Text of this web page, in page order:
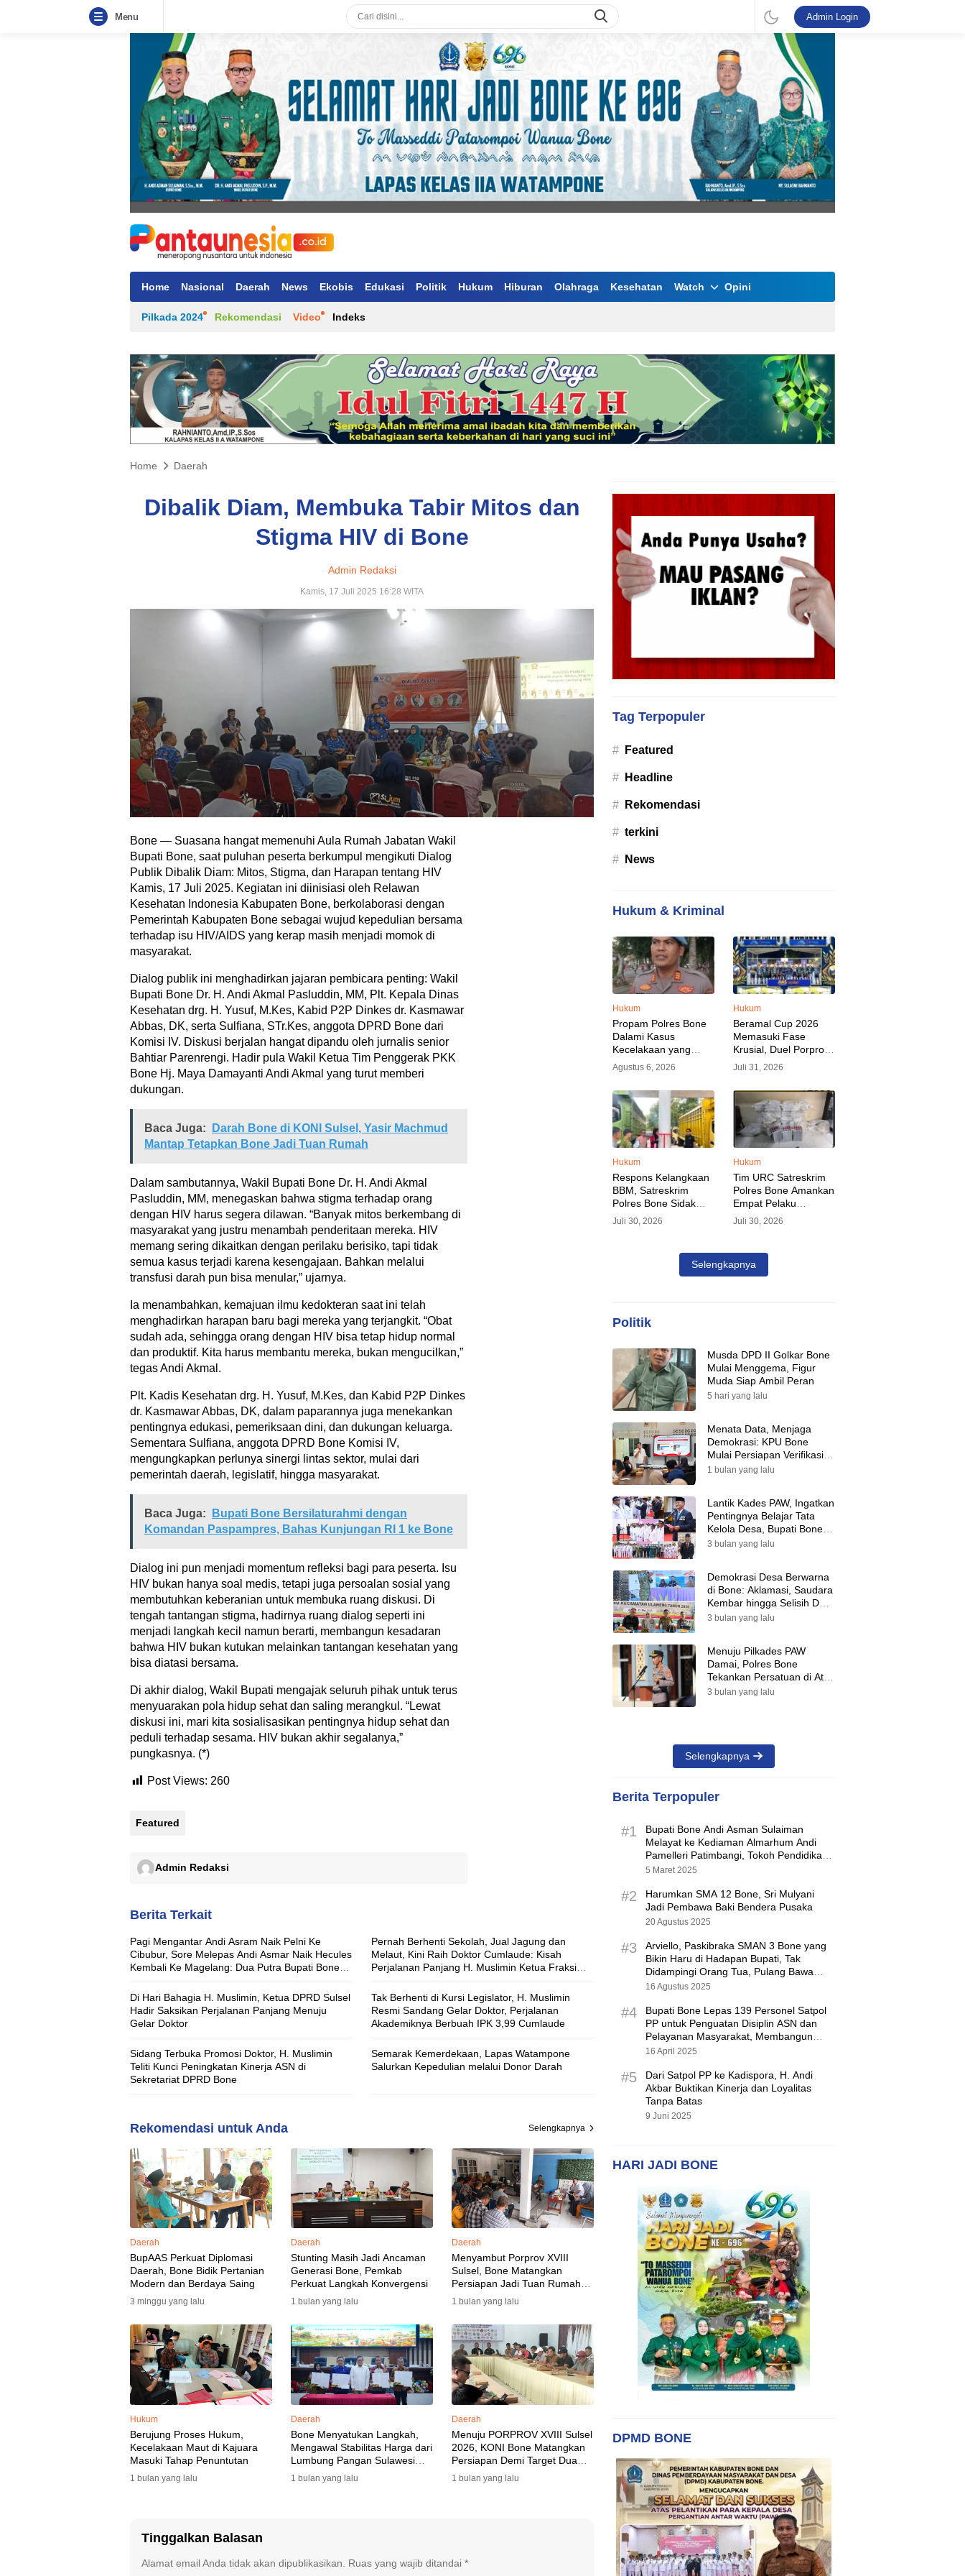
Menu Admin Login
Home Nasional Daerah News Ekobis Edukasi Politik Hukum Hiburan Olahraga Kesehatan Watch Opini
Pilkada 2024 Rekomendasi Video Indeks
Home Daerah
Dibalik Diam, Membuka Tabir Mitos dan
Stigma HIV di Bone
Admin Redaksi
Kamis, 17 Juli 2025 16:28 WITA
Bone — Suasana hangat memenuhi Aula Rumah Jabatan Wakil
Bupati Bone, saat puluhan peserta berkumpul mengikuti Dialog
Publik Dibalik Diam: Mitos, Stigma, dan Harapan tentang HIV
Kamis, 17 Juli 2025. Kegiatan ini diinisiasi oleh Relawan
Kesehatan Indonesia Kabupaten Bone, berkolaborasi dengan
Pemerintah Kabupaten Bone sebagai wujud kepedulian bersama
terhadap isu HIV/AIDS yang kerap masih menjadi momok di
masyarakat.
Dialog publik ini menghadirkan jajaran pembicara penting: Wakil
Bupati Bone Dr. H. Andi Akmal Pasluddin, MM, Plt. Kepala Dinas
Kesehatan drg. H. Yusuf, M.Kes, Kabid P2P Dinkes dr. Kasmawar
Abbas, DK, serta Sulfiana, STr.Kes, anggota DPRD Bone dari
Komisi IV. Diskusi berjalan hangat dipandu oleh jurnalis senior
Bahtiar Parenrengi. Hadir pula Wakil Ketua Tim Penggerak PKK
Bone Hj. Maya Damayanti Andi Akmal yang turut memberi
dukungan.
Baca Juga:
Darah Bone di KONI Sulsel, Yasir Machmud
Mantap Tetapkan Bone Jadi Tuan Rumah
Dalam sambutannya, Wakil Bupati Bone Dr. H. Andi Akmal
Pasluddin, MM, menegaskan bahwa stigma terhadap orang
dengan HIV harus segera dilawan. “Banyak mitos berkembang di
masyarakat yang justru menambah penderitaan mereka. HIV
memang sering dikaitkan dengan perilaku berisiko, tapi tidak
semua kasus terjadi karena kesengajaan. Bahkan melalui
transfusi darah pun bisa menular,” ujarnya.
Ia menambahkan, kemajuan ilmu kedokteran saat ini telah
menghadirkan harapan baru bagi mereka yang terjangkit. “Obat
sudah ada, sehingga orang dengan HIV bisa tetap hidup normal
dan produktif. Kita harus membantu mereka, bukan mengucilkan,”
tegas Andi Akmal.
Plt. Kadis Kesehatan drg. H. Yusuf, M.Kes, dan Kabid P2P Dinkes
dr. Kasmawar Abbas, DK, dalam paparannya juga menekankan
pentingnya edukasi, pemeriksaan dini, dan dukungan keluarga.
Sementara Sulfiana, anggota DPRD Bone Komisi IV,
mengungkapkan perlunya sinergi lintas sektor, mulai dari
pemerintah daerah, legislatif, hingga masyarakat.
Baca Juga:
Bupati Bone Bersilaturahmi dengan
Komandan Paspampres, Bahas Kunjungan RI 1 ke Bone
Dialog ini pun menjadi momentum refleksi bagi para peserta. Isu
HIV bukan hanya soal medis, tetapi juga persoalan sosial yang
membutuhkan keberanian untuk membuka ruang diskusi. Di
tengah tantangan stigma, hadirnya ruang dialog seperti ini
menjadi langkah kecil namun berarti, membangun kesadaran
bahwa HIV bukan kutukan melainkan tantangan kesehatan yang
bisa diatasi bersama.
Di akhir dialog, Wakil Bupati mengajak seluruh pihak untuk terus
menyuarakan pola hidup sehat dan saling merangkul. “Lewat
diskusi ini, mari kita sosialisasikan pentingnya hidup sehat dan
peduli terhadap sesama. HIV bukan akhir segalanya,”
pungkasnya. (*)
Post Views: 260
Featured
Admin Redaksi
Berita Terkait
Pagi Mengantar Andi Asram Naik Pelni Ke
Cibubur, Sore Melepas Andi Asmar Naik Hecules
Kembali Ke Magelang: Dua Putra Bupati Bone
Sama ‘Jaga Nama Baik Daerah’
Pernah Berhenti Sekolah, Jual Jagung dan
Melaut, Kini Raih Doktor Cumlaude: Kisah
Perjalanan Panjang H. Muslimin Ketua Fraksi
Di Hari Bahagia H. Muslimin, Ketua DPRD Sulsel
Hadir Saksikan Perjalanan Panjang Menuju
Gelar Doktor
Tak Berhenti di Kursi Legislator, H. Muslimin
Resmi Sandang Gelar Doktor, Perjalanan
Akademiknya Berbuah IPK 3,99 Cumlaude
Sidang Terbuka Promosi Doktor, H. Muslimin
Teliti Kunci Peningkatan Kinerja ASN di
Sekretariat DPRD Bone
Semarak Kemerdekaan, Lapas Watampone
Salurkan Kepedulian melalui Donor Darah
Rekomendasi untuk Anda Selengkapnya
Daerah
BupAAS Perkuat Diplomasi
Daerah, Bone Bidik Pertanian
Modern dan Berdaya Saing
3 minggu yang lalu
Daerah
Stunting Masih Jadi Ancaman
Generasi Bone, Pemkab
Perkuat Langkah Konvergensi
1 bulan yang lalu
Daerah
Menyambut Porprov XVIII
Sulsel, Bone Matangkan
Persiapan Jadi Tuan Rumah
yang Berkesan: Wakil Bupati
Perkuat Koordinasi, Dispora
Targetkan Venue dan
Akomodasi Rampung
1 bulan yang lalu
Hukum
Berujung Proses Hukum,
Kecelakaan Maut di Kajuara
Masuki Tahap Penuntutan
1 bulan yang lalu
Daerah
Bone Menyatukan Langkah,
Mengawal Stabilitas Harga dari
Lumbung Pangan Sulawesi
Selatan
1 bulan yang lalu
Daerah
Menuju PORPROV XVIII Sulsel
2026, KONI Bone Matangkan
Persiapan Demi Target Dua
Besar
1 bulan yang lalu
Tinggalkan Balasan
Alamat email Anda tidak akan dipublikasikan. Ruas yang wajib ditandai *
Tag Terpopuler
# Featured
# Headline
# Rekomendasi
# terkini
# News
Hukum & Kriminal
Hukum
Propam Polres Bone
Dalami Kasus
Kecelakaan yang
Libatkan Oknum
Polisi, Pelaku Sudah
Diamankan
Agustus 6, 2026
Hukum
Beramal Cup 2026
Memasuki Fase
Krusial, Duel Porprov
Bone vs Trikora Wajo
Jadi Sorotan Malam
Ini
Juli 31, 2026
Hukum
Respons Kelangkaan
BBM, Satreskrim
Polres Bone Sidak
SPBU dan Pangkalan
LPG, AKP Alvin Aji
SPBU Agar Distribusi
BBM Tepat Sasaran
Juli 30, 2026
Hukum
Tim URC Satreskrim
Polres Bone Amankan
Empat Pelaku
Pencurian Aset PLN,
Kerugian Ditaksir
Juli 30, 2026
Selengkapnya
Politik
Musda DPD II Golkar Bone
Mulai Menggema, Figur
Muda Siap Ambil Peran
5 hari yang lalu
Menata Data, Menjaga
Demokrasi: KPU Bone
Mulai Persiapan Verifikasi
Partai Politik Menuju Pemilu
1 bulan yang lalu
Lantik Kades PAW, Ingatkan
Pentingnya Belajar Tata
Kelola Desa, Bupati Bone:
Tak Ada Lagi Kubu,
3 bulan yang lalu
Demokrasi Desa Berwarna
di Bone: Aklamasi, Saudara
Kembar hingga Selisih Dua
Suara Warnai Pilkades PAW
3 bulan yang lalu
Menuju Pilkades PAW
Damai, Polres Bone
Tekankan Persatuan di Atas
Perbedaan Pilihan
3 bulan yang lalu
Selengkapnya
Berita Terpopuler
#1
Bupati Bone Andi Asman Sulaiman
Melayat ke Kediaman Almarhum Andi
Pamelleri Patimbangi, Tokoh Pendidikan
Kabupaten Bone
5 Maret 2025
#2
Harumkan SMA 12 Bone, Sri Mulyani
Jadi Pembawa Baki Bendera Pusaka
20 Agustus 2025
#3
Arviello, Paskibraka SMAN 3 Bone yang
Bikin Haru di Hadapan Bupati, Tak
Didampingi Orang Tua, Pulang Bawa
Hadiah Motor
16 Agustus 2025
#4
Bupati Bone Lepas 139 Personel Satpol
PP untuk Penguatan Disiplin ASN dan
Pelayanan Masyarakat, Membangun
Pemerintahan yang Tertib dan Melayani
16 April 2025
#5
Dari Satpol PP ke Kadispora, H. Andi
Akbar Buktikan Kinerja dan Loyalitas
Tanpa Batas
9 Juni 2025
HARI JADI BONE
DPMD BONE